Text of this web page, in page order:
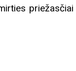
priežasčiai